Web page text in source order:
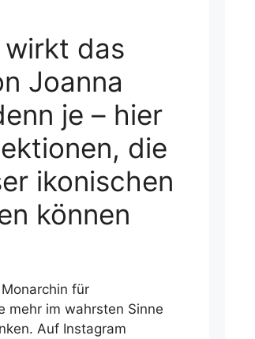
wirkt das
Joanna
je – hier
die
ikonischen
können
für
mehr im wahrsten Sinne
Auf Instagram